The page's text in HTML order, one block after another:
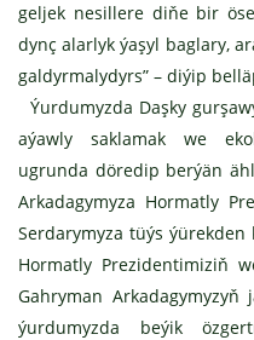
geljek nesillere diňe bir
dynç alarlyk ýaşyl baglary,
galdyrmalydyrs” – diýip
Ýurdumyzda Daşky
aýawly saklamak we
ugrunda döredip berýän
Arkadagymyza Hormatly
Serdarymyza tüýs ýürekden
Hormatly Prezidentimiziň
Gahryman
ýurdumyzda beýik